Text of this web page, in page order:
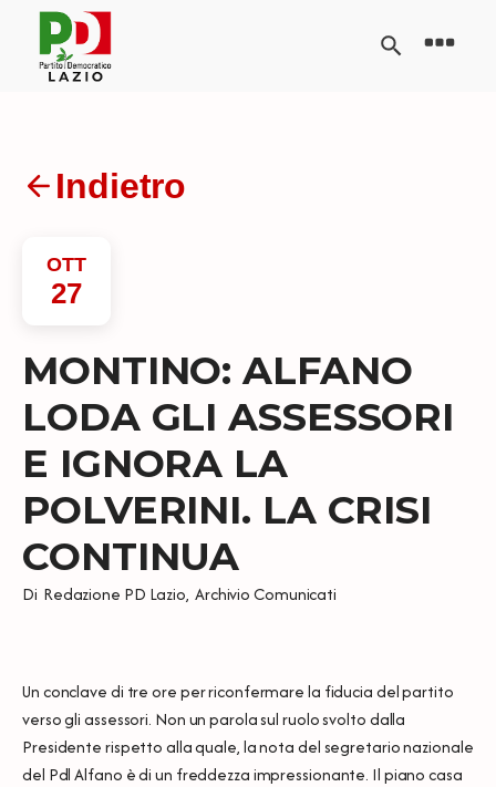
Indietro
OTT
27
MONTINO: ALFANO
LODA GLI ASSESSORI
E IGNORA LA
POLVERINI. LA CRISI
CONTINUA
Di Redazione PD Lazio, Archivio Comunicati
Un conclave di tre ore per riconfermare la fiducia del partito
verso gli assessori. Non un parola sul ruolo svolto dalla
Presidente rispetto alla quale, la nota del segretario nazionale
del Pdl Alfano è di un freddezza impressionante. Il piano casa